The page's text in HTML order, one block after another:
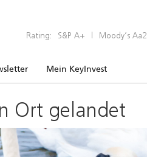
Rating: S&P A+ | Moody’s Aa2
Mein KeyInvest
Ort gelandet